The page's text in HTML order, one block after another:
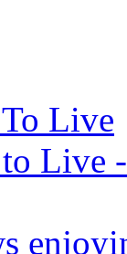
Live
Live -